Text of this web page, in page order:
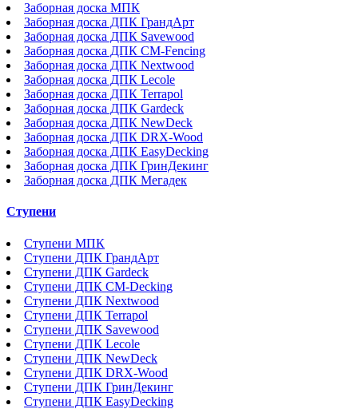
Заборная доска МПК
Заборная доска ДПК ГрандАрт
Заборная доска ДПК Savewood
Заборная доска ДПК CM-Fencing
Заборная доска ДПК Nextwood
Заборная доска ДПК Lecole
Заборная доска ДПК Terrapol
Заборная доска ДПК Gardeck
Заборная доска ДПК NewDeck
Заборная доска ДПК DRX-Wood
Заборная доска ДПК EasyDecking
Заборная доска ДПК ГринДекинг
Заборная доска ДПК Мегадек
Ступени
Ступени МПК
Ступени ДПК ГрандАрт
Ступени ДПК Gardeck
Ступени ДПК CM-Decking
Ступени ДПК Nextwood
Ступени ДПК Terrapol
Ступени ДПК Savewood
Ступени ДПК Lecole
Ступени ДПК NewDeck
Ступени ДПК DRX-Wood
Ступени ДПК ГринДекинг
Ступени ДПК EasyDecking